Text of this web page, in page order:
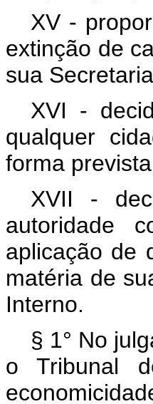
XV -
extinção de
sua
XVI -
qualquer
forma
XVII -
autoridade
aplicação de
matéria de
Interno.
§ 1° No
o Tribunal